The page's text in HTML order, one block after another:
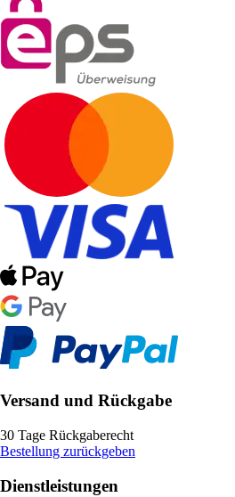
Versand und Rückgabe
30 Tage Rückgaberecht
Bestellung zurückgeben
Dienstleistungen